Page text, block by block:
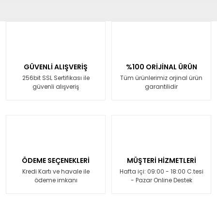
GÜVENLİ ALIŞVERİŞ
256bit SSL Sertifikası ile
güvenli alışveriş
%100 ORİJİNAL ÜRÜN
Tüm ürünlerimiz orjinal ürün
garantilidir
ÖDEME SEÇENEKLERİ
Kredi Kartı ve havale ile
ödeme imkanı
MÜŞTERİ HİZMETLERİ
Hafta içi: 09:00 - 18:00 C.tesi
- Pazar Online Destek